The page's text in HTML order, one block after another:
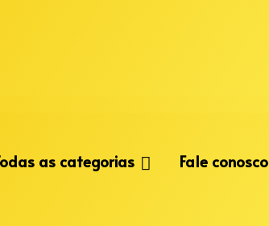
as categorias Fale conosco